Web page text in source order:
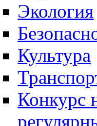
Экология
Культура
Конкурс